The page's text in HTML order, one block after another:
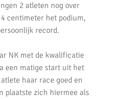
indoorwedstrijden
in Santpoort
2021
2 atleten nog over
centimeter het podium,
record.
NK met de kwalificatie
een matige start uit het
haar race goed en
plaatste zich hiermee als